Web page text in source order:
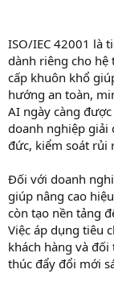
ISO/IEC 42001 là
dành riêng cho hệ
cấp khuôn khổ
hướng an toàn,
AI ngày càng
doanh nghiệp giải
đức, kiểm soát rủi
Đối với doanh
giúp nâng cao
còn tạo nền tảng
Việc áp dụng tiêu
khách hàng và
thúc đẩy đổi mới